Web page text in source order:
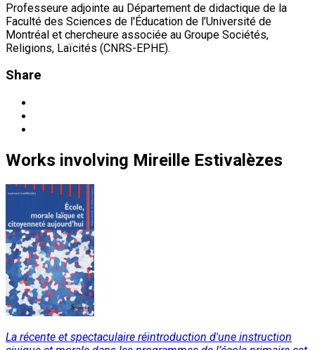
Professeure adjointe au Département de didactique de la
Faculté des Sciences de l'Éducation de l’Université de
Montréal et chercheure associée au Groupe Sociétés,
Religions, Laïcités (CNRS-EPHE).
Share
Works involving Mireille Estivalèzes
La récente et spectaculaire réintroduction d'une instruction